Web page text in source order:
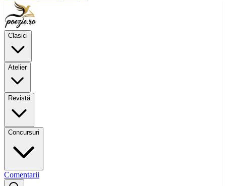
Clasici
Atelier
Revistă
Concursuri
Comentarii